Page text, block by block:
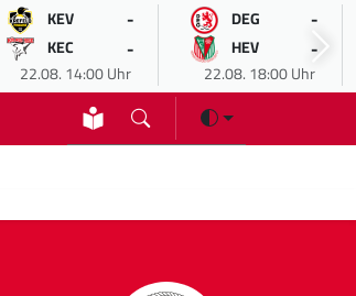
KEV -
KEC -
22.08. 14:00 Uhr
DEG -
HEV -
22.08. 18:00 Uhr